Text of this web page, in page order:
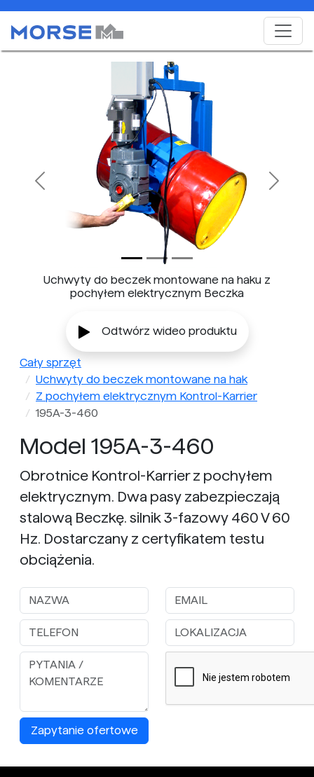
Uchwyty do beczek montowane na haku z
pochyłem elektrycznym Beczka
Previous Next
Odtwórz wideo produktu
Cały sprzęt
Uchwyty do beczek montowane na hak
Z pochyłem elektrycznym Kontrol-Karrier
195A-3-460
Model 195A-3-460
Obrotnice Kontrol-Karrier z pochyłem
elektrycznym. Dwa pasy zabezpieczają
stalową Beczkę. silnik 3-fazowy 460 V 60
Hz. Dostarczany z certyfikatem testu
obciążenia.
Zapytanie ofertowe